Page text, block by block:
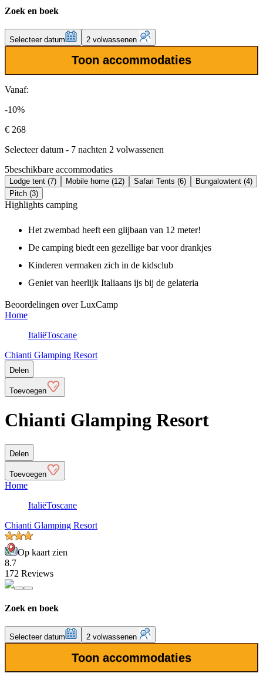
Zoek en boek
Selecteer datum 2 volwassenen
Toon accommodaties
Vanaf:
-10%
€ 268
Selecteer datum - 7 nachten 2 volwassenen
5beschikbare accommodaties
Lodge tent (7) Mobile home (12) Safari Tents (6)
Bungalowtent (4)
Pitch (3)
Highlights camping
Het zwembad heeft een glijbaan van 12 meter!
De camping biedt een gezellige bar voor drankjes
Kinderen vermaken zich in de kidsclub
Geniet van heerlijk Italiaans ijs bij de gelateria
Beoordelingen over LuxCamp
Home
ItaliëToscane
Chianti Glamping Resort
Delen
Toevoegen
Chianti Glamping Resort
Delen
Toevoegen
Home
ItaliëToscane
Chianti Glamping Resort
Op kaart zien
8.7
172 Reviews
Zoek en boek
Selecteer datum 2 volwassenen
Toon accommodaties